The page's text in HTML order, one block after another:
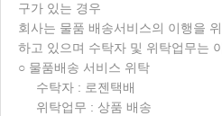
구가 있는 경우
회사는 물품 배송서비스의 이행을
하고 있으며 수탁자 및 위탁업무는
○ 물품배송 서비스 위탁
수탁자 : 로젠택배
위탁업무 : 상품 배송